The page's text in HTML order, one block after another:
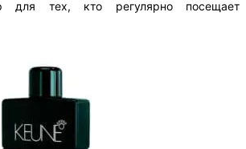
для тех, кто регулярно посещает